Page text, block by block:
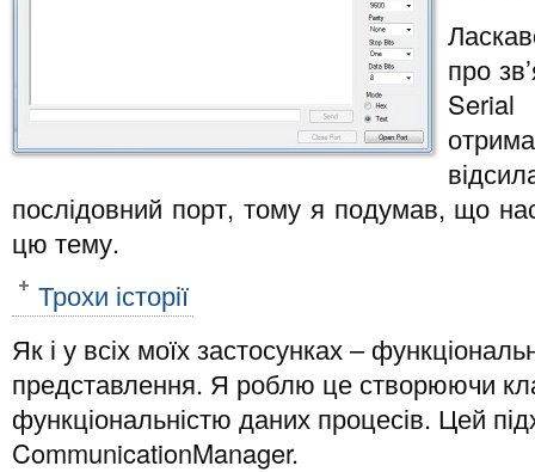
про
послідовний порт, тому я подумав, що
цю тему.
Трохи історії
Як і у всіх моїх застосунках –
представлення. Я роблю це створюючи
функціональністю даних процесів. Цей
CommunicationManager.